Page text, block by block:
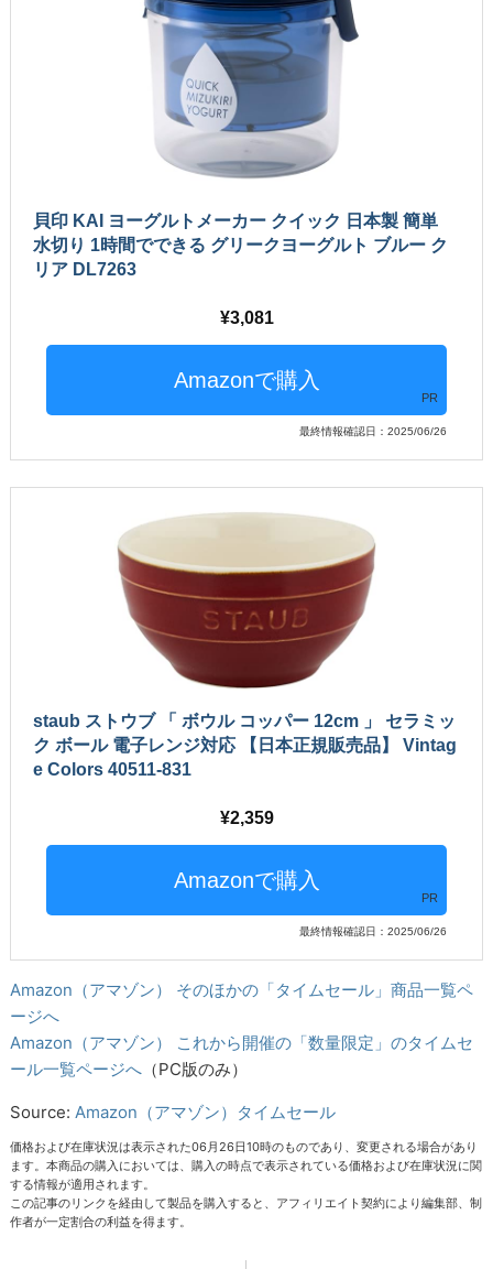
貝印 KAI ヨーグルトメーカー クイック 日本製 簡単
水切り 1時間でできる グリークヨーグルト ブルー ク
リア DL7263
3,081
PR
最終情報確認日：2025/06/26
staub ストウブ 「 ボウル コッパー 12cm 」 セラミッ
ク ボール 電子レンジ対応 【日本正規販売品】 Vintag
e Colors 40511-831
2,359
PR
最終情報確認日：2025/06/26
Amazon（アマゾン） そのほかの「タイムセール」商品一覧ペ
ージへ
Amazon（アマゾン） これから開催の「数量限定」のタイムセ
ール一覧ページへ （PC版のみ）
Source: Amazon（アマゾン）タイムセール
価格および在庫状況は表示された06月26日10時のものであり、変更される場合があり
ます。本商品の購入においては、購入の時点で表示されている価格および在庫状況に関
する情報が適用されます。
この記事のリンクを経由して製品を購入すると、アフィリエイト契約により編集部、制
作者が一定割合の利益を得ます。